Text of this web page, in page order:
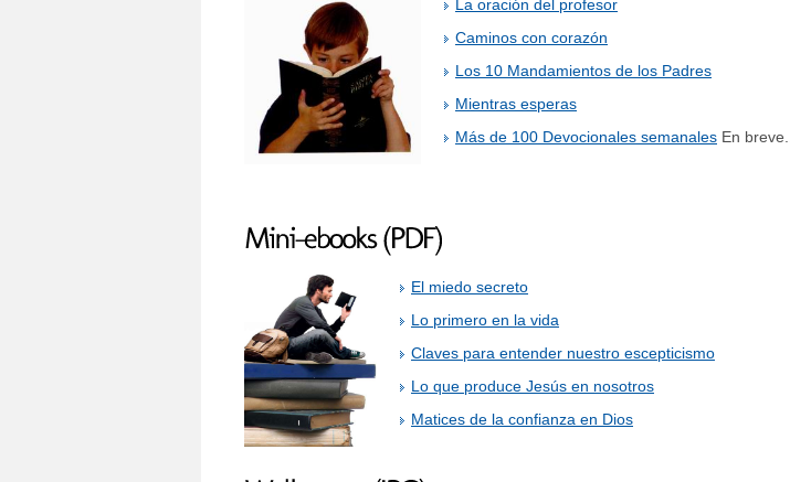
La oración del profesor
Caminos con corazón
Los 10 Mandamientos de los Padres
Mientras esperas
Más de 100 Devocionales semanales En breve...
El miedo secreto
Lo primero en la vida
Claves para entender nuestro escepticismo
Lo que produce Jesús en nosotros
Matices de la confianza en Dios